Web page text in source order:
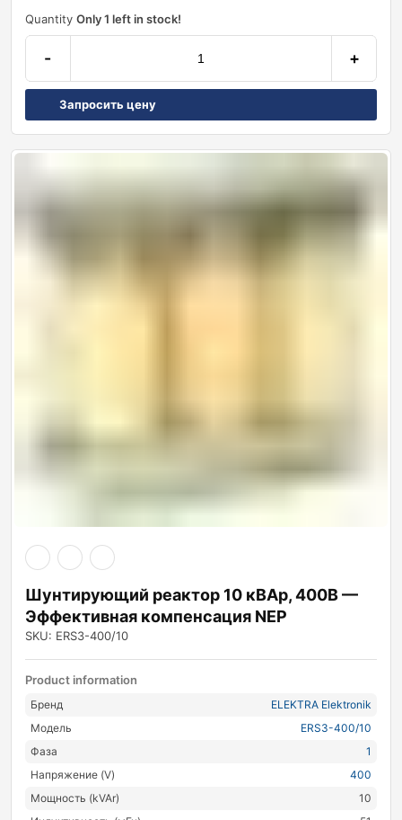
Quantity Only 1 left in stock!
- +
Запросить цену
Шунтирующий реактор 10 кВАр, 400В —
Эффективная компенсация NEP
SKU: ERS3-400/10
Product information
Бренд
ELEKTRA Elektronik
Модель
ERS3-400/10
Фаза
1
Напряжение (V)
400
Мощность (kVAr)
10